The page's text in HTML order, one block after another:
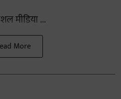
मीडिया ...
More